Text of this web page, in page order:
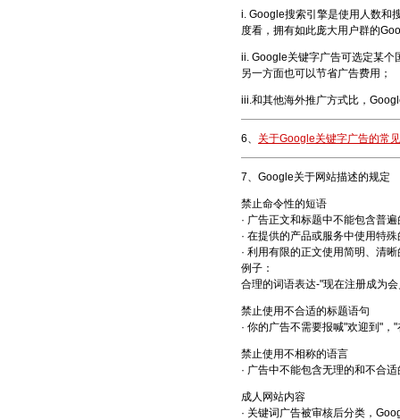
i. Google搜索引擎是使用人数和
度看，拥有如此庞大用户群的
ii. Google关键字广告可选定某个
另一方面也可以节省广告费用；
iii.和其他海外推广方式比，
6、 关于Google关键字广告的常
7、Google关于网站描述的规定
禁止命令性的短语
· 广告正文和标题中不能包含普
· 在提供的产品或服务中使用特
· 利用有限的正文使用简明、清
例子：
合理的词语表达-"现在注册成为
禁止使用不合适的标题语句
· 你的广告不需要报喊"欢迎到"，
禁止使用不相称的语言
· 广告中不能包含无理的和不合
成人网站内容
· 关键词广告被审核后分类，